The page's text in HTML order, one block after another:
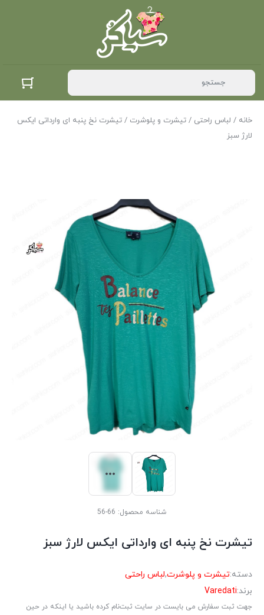
خانه / لباس راحتی / تیشرت و پلوشرت / تیشرت نخ پنبه ای وارداتی ایکس
لارژ سبز
شناسه محصول: 66-56
تیشرت نخ پنبه ای وارداتی ایکس لارژ سبز
دسته:تیشرت و پلوشرت,لباس راحتی
برند:Varedati
جهت ثبت سفارش می بایست در سایت ثبت‌نام کرده باشید یا اینکه در حین